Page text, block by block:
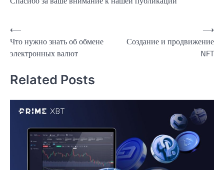
Навигация
по
записям
⟵
Что нужно знать об обмене
электронных валют
Создание и продвижение
NFT
⟶
Related Posts